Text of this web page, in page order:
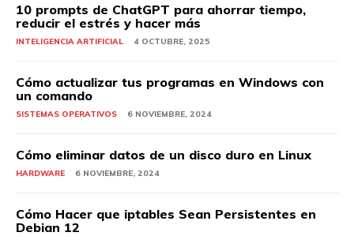
10 prompts de ChatGPT para ahorrar tiempo,
reducir el estrés y hacer más
INTELIGENCIA ARTIFICIAL 4 OCTUBRE, 2025
Cómo actualizar tus programas en Windows con
un comando
SISTEMAS OPERATIVOS 6 NOVIEMBRE, 2024
Cómo eliminar datos de un disco duro en Linux
HARDWARE 6 NOVIEMBRE, 2024
Cómo Hacer que iptables Sean Persistentes en
Debian 12